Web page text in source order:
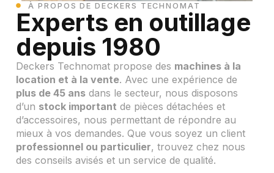
À PROPOS DE DECKERS TECHNOMAT
Experts en outillage
depuis 1980
Deckers Technomat propose des machines à la
location et à la vente. Avec une expérience de
plus de 45 ans dans le secteur, nous disposons
d’un stock important de pièces détachées et
d’accessoires, nous permettant de répondre au
mieux à vos demandes. Que vous soyez un client
professionnel ou particulier, trouvez chez nous
des conseils avisés et un service de qualité.